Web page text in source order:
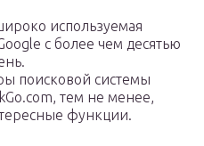
используемая
с более чем десятью
поисковой системы
тем не менее,
функции.